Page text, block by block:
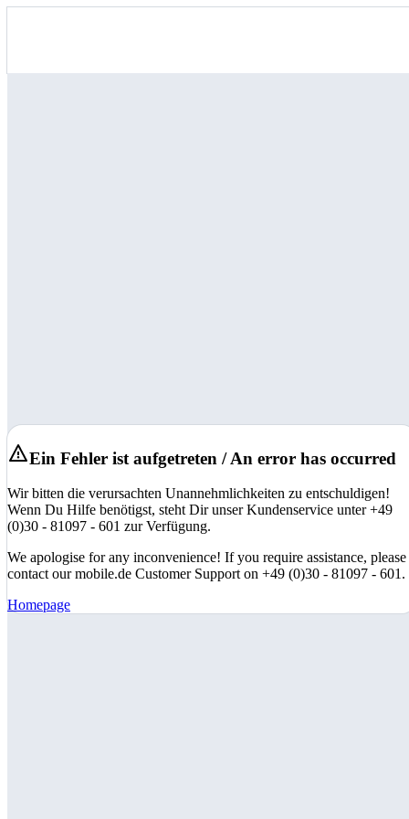
Ein Fehler ist aufgetreten / An error has occurred
Wir bitten die verursachten Unannehmlichkeiten zu entschuldigen!
Wenn Du Hilfe benötigst, steht Dir unser Kundenservice unter +49
(0)30 - 81097 - 601 zur Verfügung.
We apologise for any inconvenience! If you require assistance, please
contact our mobile.de Customer Support on +49 (0)30 - 81097 - 601.
Homepage